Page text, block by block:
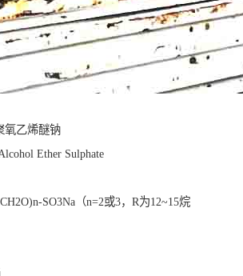
氧乙烯醚钠
Ether Sulphate
SO3Na（n=2或3，R为12~15烷